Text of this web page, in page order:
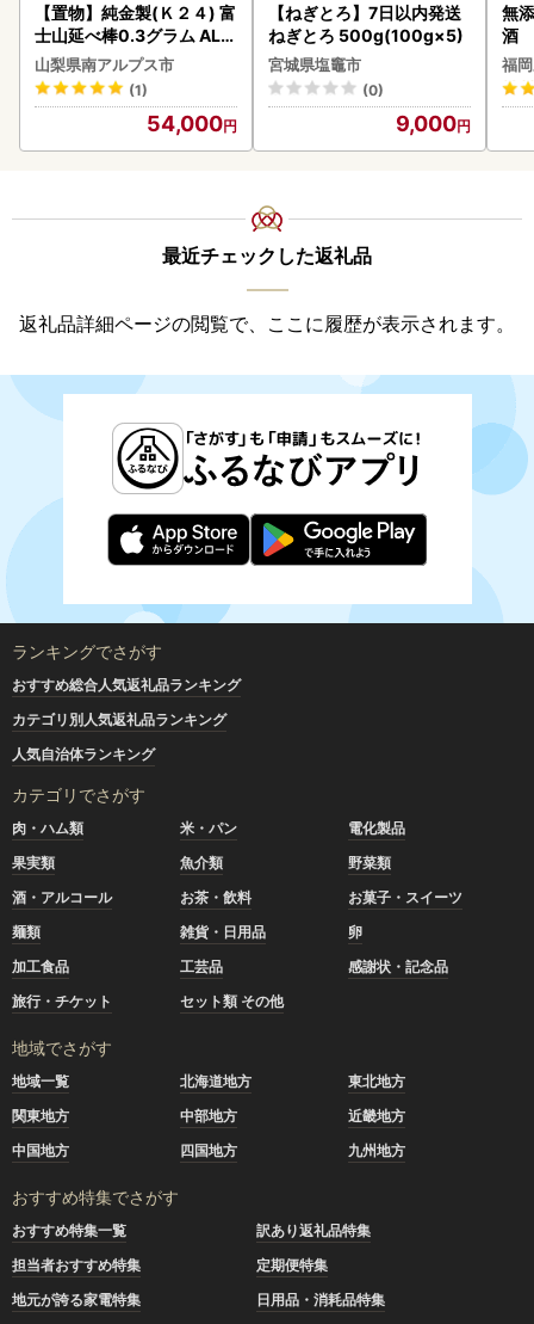
【置物】純金製(Ｋ２４) 富
士山延べ棒0.3グラム ALP
BK193
山梨県南アルプス市
(1)
54,000
【ねぎとろ】7日以内発送
ねぎとろ 500g(100g×5)
宮城県塩竈市
(0)
9,000
無
酒
福
最近チェックした返礼品
返礼品詳細ページの閲覧で、ここに履歴が表示されます。
ランキングでさがす
おすすめ総合人気返礼品ランキング
カテゴリ別人気返礼品ランキング
人気自治体ランキング
カテゴリでさがす
肉・ハム類 米・パン
電化製品
果実類
魚介類
野菜類
酒・アルコール
お茶・飲料
お菓子・スイーツ
麺類
雑貨・日用品
卵
加工食品
工芸品
感謝状・記念品
旅行・チケット
セット類 その他
地域でさがす
地域一覧 北海道地方
東北地方
関東地方
中部地方
近畿地方
中国地方
四国地方 九州地方
おすすめ特集でさがす
おすすめ特集一覧
訳あり返礼品特集
担当者おすすめ特集
定期便特集
地元が誇る家電特集
日用品・消耗品特集